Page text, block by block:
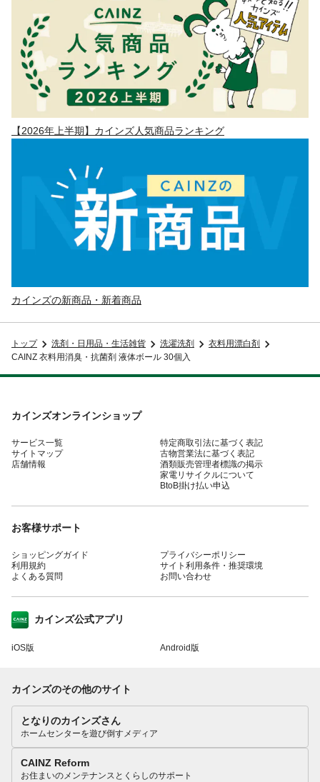
【2026年上半期】カインズ人気商品ランキング
カインズの新商品・新着商品
トップ 洗剤・日用品・生活雑貨 洗濯洗剤
衣料用漂白剤
CAINZ 衣料用消臭・抗菌剤 液体ボール 30個入
カインズオンラインショップ
サービス一覧
サイトマップ
店舗情報
特定商取引法に基づく表記
古物営業法に基づく表記
酒類販売管理者標識の掲示
家電リサイクルについて
BtoB掛け払い申込
お客様サポート
ショッピングガイド
利用規約
よくある質問
プライバシーポリシー
サイト利用条件・推奨環境
お問い合わせ
カインズ公式アプリ
iOS版 Android版
カインズのその他のサイト
となりのカインズさん
ホームセンターを遊び倒すメディア
CAINZ Reform
お住まいのメンテナンスとくらしのサポート